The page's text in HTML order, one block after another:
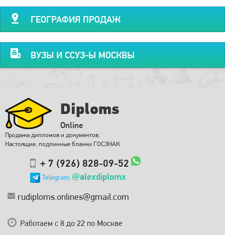
ГЕОГРАФИЯ ПРОДАЖ
ВУЗЫ И ССУЗ-Ы МОСКВЫ
Diploms
Online
Продажа дипломов и документов.
Настоящие, подлинные бланки ГОСЗНАК
+ 7 (926) 828-09-52
Telegram @alexdiplomx
rudiploms.onlines@gmail.com
Работаем с 8 до 22 по Москве